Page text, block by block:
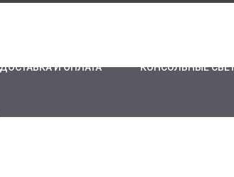
ДОСТАВКА И ОПЛАТА КОНСОЛЬНЫЕ